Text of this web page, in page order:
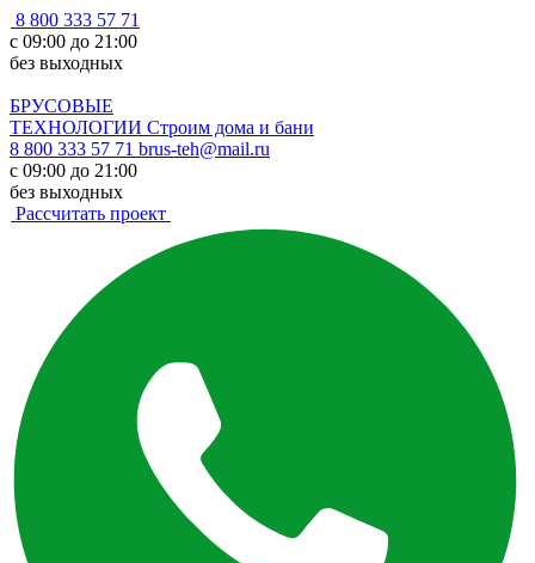
8 800 333 57 71
с 09:00 до 21:00
без выходных
БРУСОВЫЕ
ТЕХНОЛОГИИ Строим дома и бани
8 800 333 57 71 brus-teh@mail.ru
с 09:00 до 21:00
без выходных
Рассчитать проект